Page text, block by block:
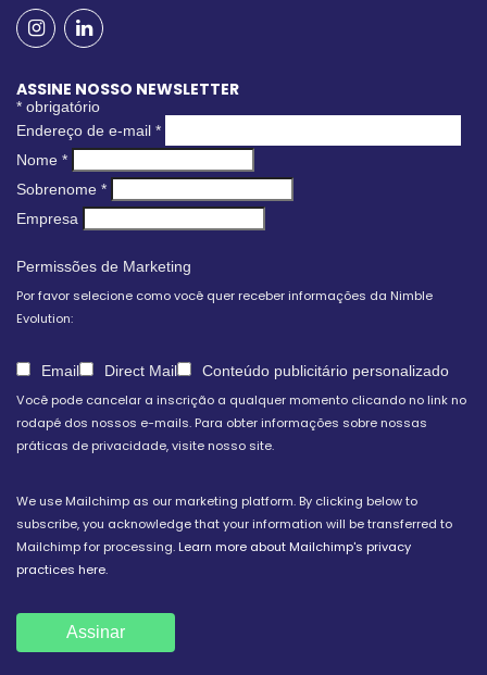
ASSINE NOSSO NEWSLETTER
* obrigatório
Endereço de e-mail *
Nome *
Sobrenome *
Empresa
Permissões de Marketing
Por favor selecione como você quer receber informações da Nimble
Evolution:
Email Direct Mail
Conteúdo publicitário personalizado
Você pode cancelar a inscrição a qualquer momento clicando no link no
rodapé dos nossos e-mails. Para obter informações sobre nossas
práticas de privacidade, visite nosso site.
We use Mailchimp as our marketing platform. By clicking below to
subscribe, you acknowledge that your information will be transferred to
Mailchimp for processing.Learn more about Mailchimp's privacy
practices here.